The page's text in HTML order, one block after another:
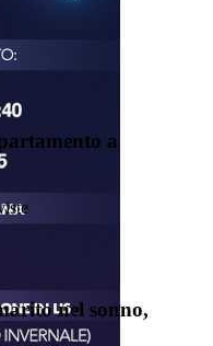
a
nel sonno,